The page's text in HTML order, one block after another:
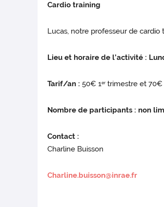
Cardio training
Lucas, notre professeur de
Lieu et horaire de l’activité :
Tarif/an :50€ 1er trimestre et
Nombre de participants : non
Contact :
Charline Buisson
Charline.buisson@inrae.fr